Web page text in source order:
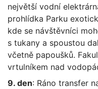
největší vodní
prohlídka Parku
kde se návštěvníci
s tukany a spoustou
včetně papoušků.
vrtulníkem nad
9. den: Ráno transfer